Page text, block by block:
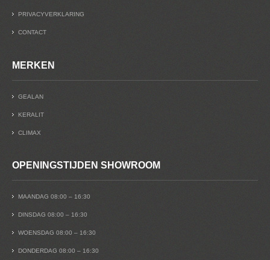
PRIVACYVERKLARING
CONTACT
MERKEN
GEALAN
KERALIT
CLIMAX
OPENINGSTIJDEN SHOWROOM
MAANDAG 08:00 – 16:30
DINSDAG 08:00 – 16:30
WOENSDAG 08:00 – 16:30
DONDERDAG 08:00 – 16:30